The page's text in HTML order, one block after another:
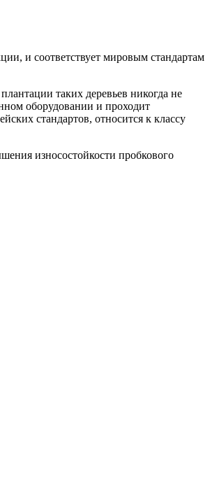
и соответствует мировым стандартам
таких деревьев никогда не
оборудовании и проходит
стандартов, относится к классу
износостойкости пробкового